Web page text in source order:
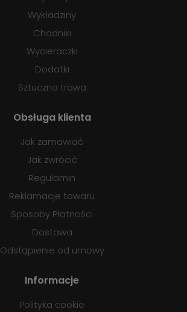
Wykładziny
Chodniki
Wycieraczki
Dodatki
Sztuczna trawa
Obsługa klienta
Jak zamawiać
Jak zwrócić
Regulamin
Reklamacje towaru
Sposoby Płatności
Dostawa
Odstąpienie od umowy
Informacje
Polityka cookie